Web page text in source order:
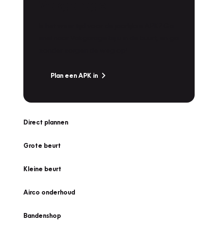
Plan een APK in
Direct plannen
Grote beurt
Kleine beurt
Airco onderhoud
Bandenshop